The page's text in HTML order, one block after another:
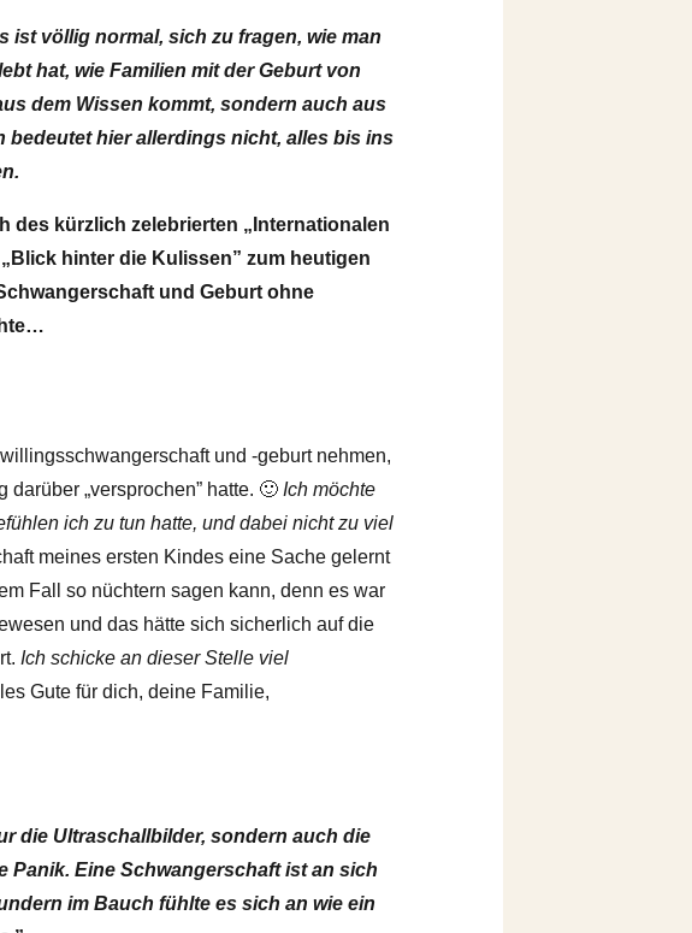
ist völlig normal, sich zu fragen, wie man
hat, wie Familien mit der Geburt von
dem Wissen kommt, sondern auch aus
bedeutet hier allerdings nicht, alles bis ins
des kürzlich zelebrierten „Internationalen
hinter die Kulissen” zum heutigen
und Geburt ohne
und ‑geburt nehmen,
„versprochen” hatte. 🙂 Ich möchte
ich zu tun hatte, und dabei nicht zu viel
meines ersten Kindes eine Sache gelernt
Fall so nüchtern sagen kann, denn es war
und das hätte sich sicherlich auf die
Ich schicke an dieser Stelle viel
Gute für dich, deine Familie,
die Ultraschallbilder, sondern auch die
Panik. Eine Schwangerschaft ist an sich
im Bauch fühlte es sich an wie ein